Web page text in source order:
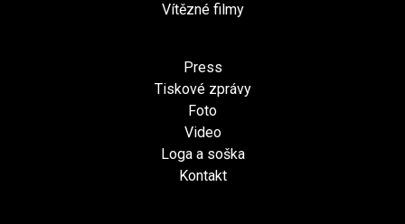
Vítězné filmy
Press
Tiskové zprávy
Foto
Video
Loga a soška
Kontakt